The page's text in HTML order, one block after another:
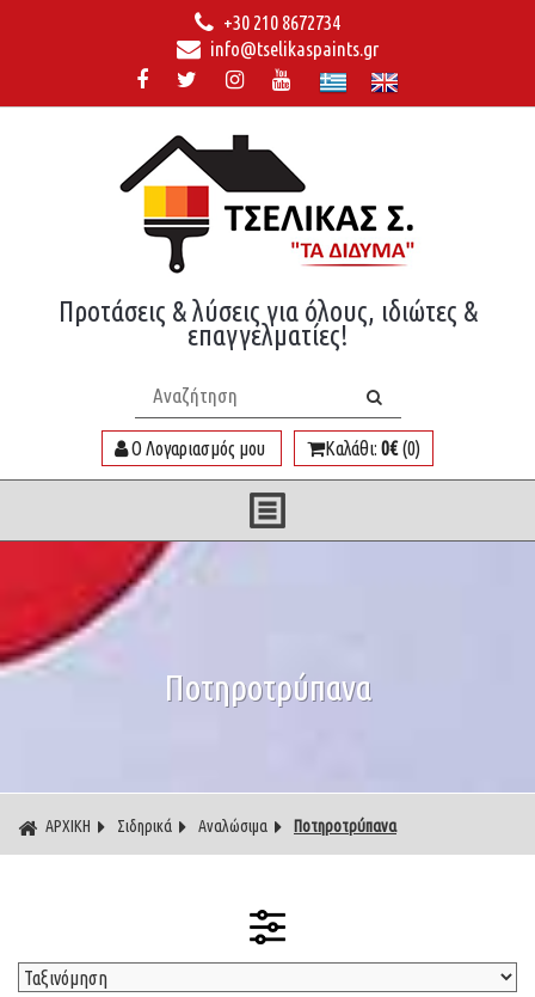
+30 210 8672734
info@tselikaspaints.gr
Προτάσεις & λύσεις για όλους, ιδιώτες &
επαγγελματίες!
Ο Λογαριασμός μου Καλάθι: 0€(0)
Ποτηροτρύπανα
ΑΡΧΙΚΗ Σιδηρικά Αναλώσιμα Ποτηροτρύπανα